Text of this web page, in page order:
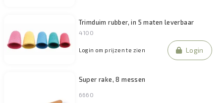
Trimduim rubber, in 5 maten leverbaar
4100
Login om prijzen te zien Login
Super rake, 8 messen
6660